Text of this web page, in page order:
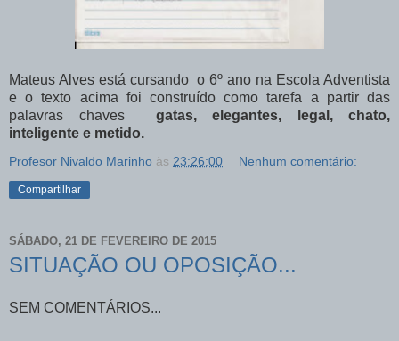
Mateus Alves está cursando o 6º ano na Escola Adventista
e o texto acima foi construído como tarefa a partir das
palavras chaves gatas, elegantes, legal, chato,
inteligente e metido.
Profesor Nivaldo Marinho às 23:26:00 Nenhum comentário:
Compartilhar
SÁBADO, 21 DE FEVEREIRO DE 2015
SITUAÇÃO OU OPOSIÇÃO...
SEM COMENTÁRIOS...